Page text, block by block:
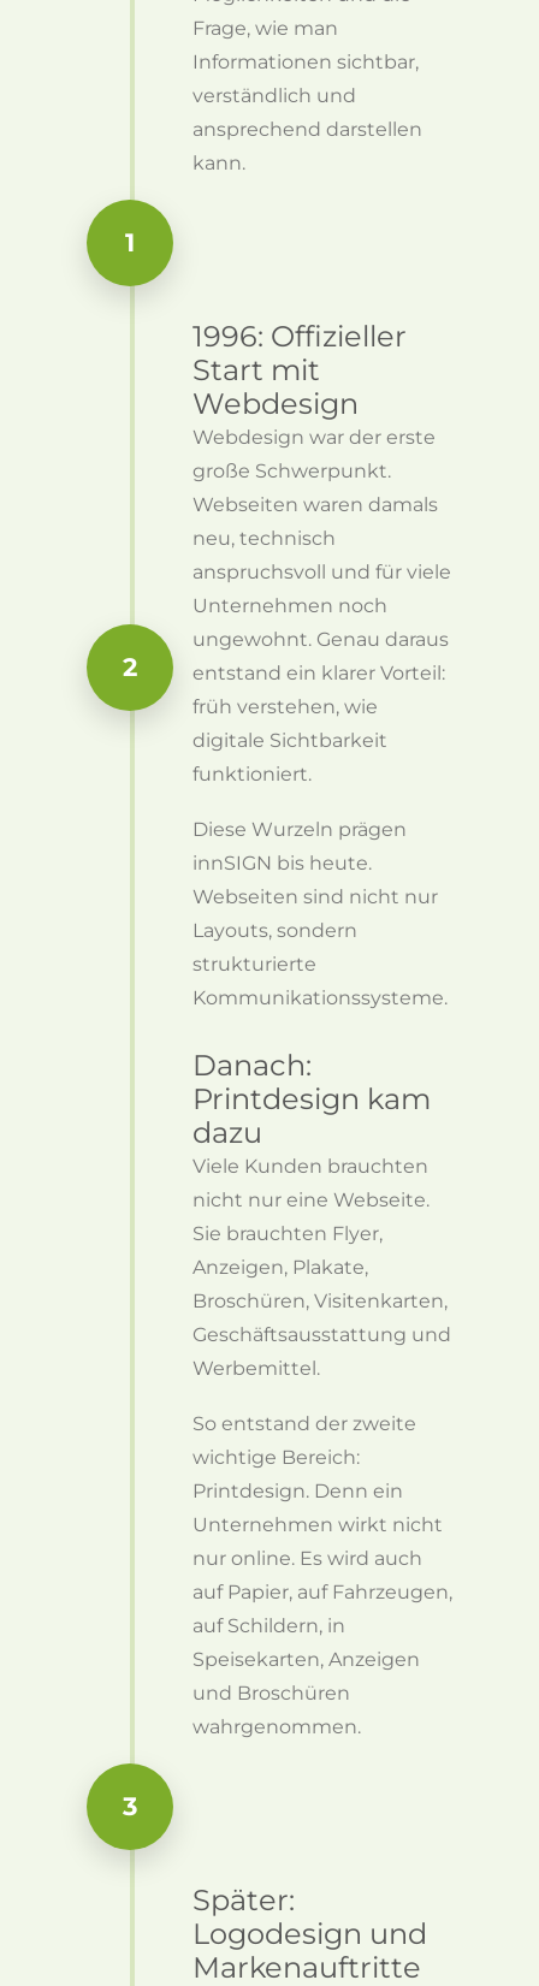
Frage, wie man
Informationen sichtbar,
verständlich und
ansprechend darstellen
kann.
1
2
1996: Offizieller
Start mit
Webdesign
Webdesign war der erste
große Schwerpunkt.
Webseiten waren damals
neu, technisch
anspruchsvoll und für viele
Unternehmen noch
ungewohnt. Genau daraus
entstand ein klarer Vorteil:
früh verstehen, wie
digitale Sichtbarkeit
funktioniert.
Diese Wurzeln prägen
innSIGN bis heute.
Webseiten sind nicht nur
Layouts, sondern
strukturierte
Kommunikationssysteme.
Danach:
Printdesign kam
dazu
Viele Kunden brauchten
nicht nur eine Webseite.
Sie brauchten Flyer,
Anzeigen, Plakate,
Broschüren, Visitenkarten,
Geschäftsausstattung und
Werbemittel.
So entstand der zweite
wichtige Bereich:
Printdesign. Denn ein
Unternehmen wirkt nicht
nur online. Es wird auch
auf Papier, auf Fahrzeugen,
auf Schildern, in
Speisekarten, Anzeigen
und Broschüren
wahrgenommen.
3
Später:
Logodesign und
Markenauftritte